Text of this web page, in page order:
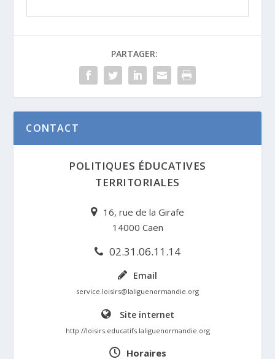
PARTAGER:
CONTACT
POLITIQUES ÉDUCATIVES
TERRITORIALES
16, rue de la Girafe
14000 Caen
02.31.06.11.14
Email
service.loisirs@laliguenormandie.org
Site internet
http://loisirs.educatifs.laliguenormandie.org
Horaires